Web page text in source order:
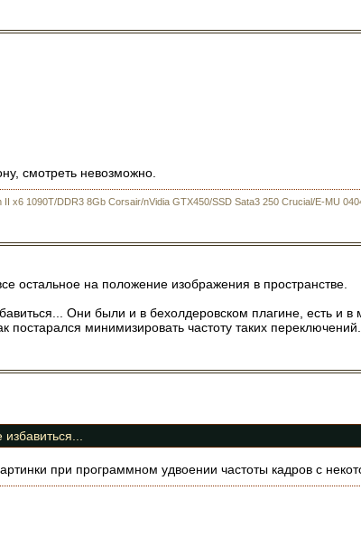
смотреть невозможно.
x6 1090T/DDR3 8Gb Corsair/nVidia GTX450/SSD Sata3 250 Crucial/E-MU
остальное на положение изображения в пространстве.
Они были и в бехолдеровском плагине, есть и
минимизировать частоту таких переключений...
при программном удвоении частоты кадров с